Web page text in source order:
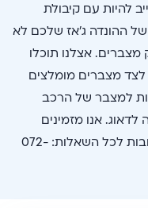
להיות עם קיבולת
ההונדה ג’אז שלכם לא
אצלנו תוכלו
לצד מצברים מומלצים
למצבר של הרכב
אנו מזמינים
אתכם לחייג אלינו עוד היום לקבל תשובות לכל השאלות: 072-